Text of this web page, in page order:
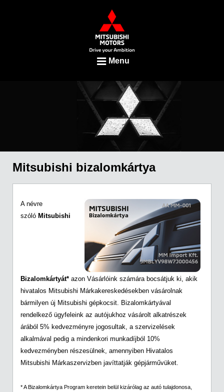
Menu
Mitsubishi bizalomkártya
A névre
szóló Mitsubishi
Bizalomkártyát* azon Vásárlóink számára bocsátjuk ki, akik
hivatalos Mitsubishi Márkakereskedésekben vásárolnak
bármilyen új Mitsubishi gépkocsit. Bizalomkártyával
rendelkező ügyfeleink az autójukhoz vásárolt alkatrészek
árából 5% kedvezményre jogosultak, a szervizelések
alkalmával pedig a mindenkori munkadíjból 10%
kedvezményben részesülnek, amennyiben Hivatalos
Mitsubishi Márkaszervizben javíttatják gépjárművüket.
* A Bizalomkártya Program keretein belül kizárólag az autó tulajdonosa,